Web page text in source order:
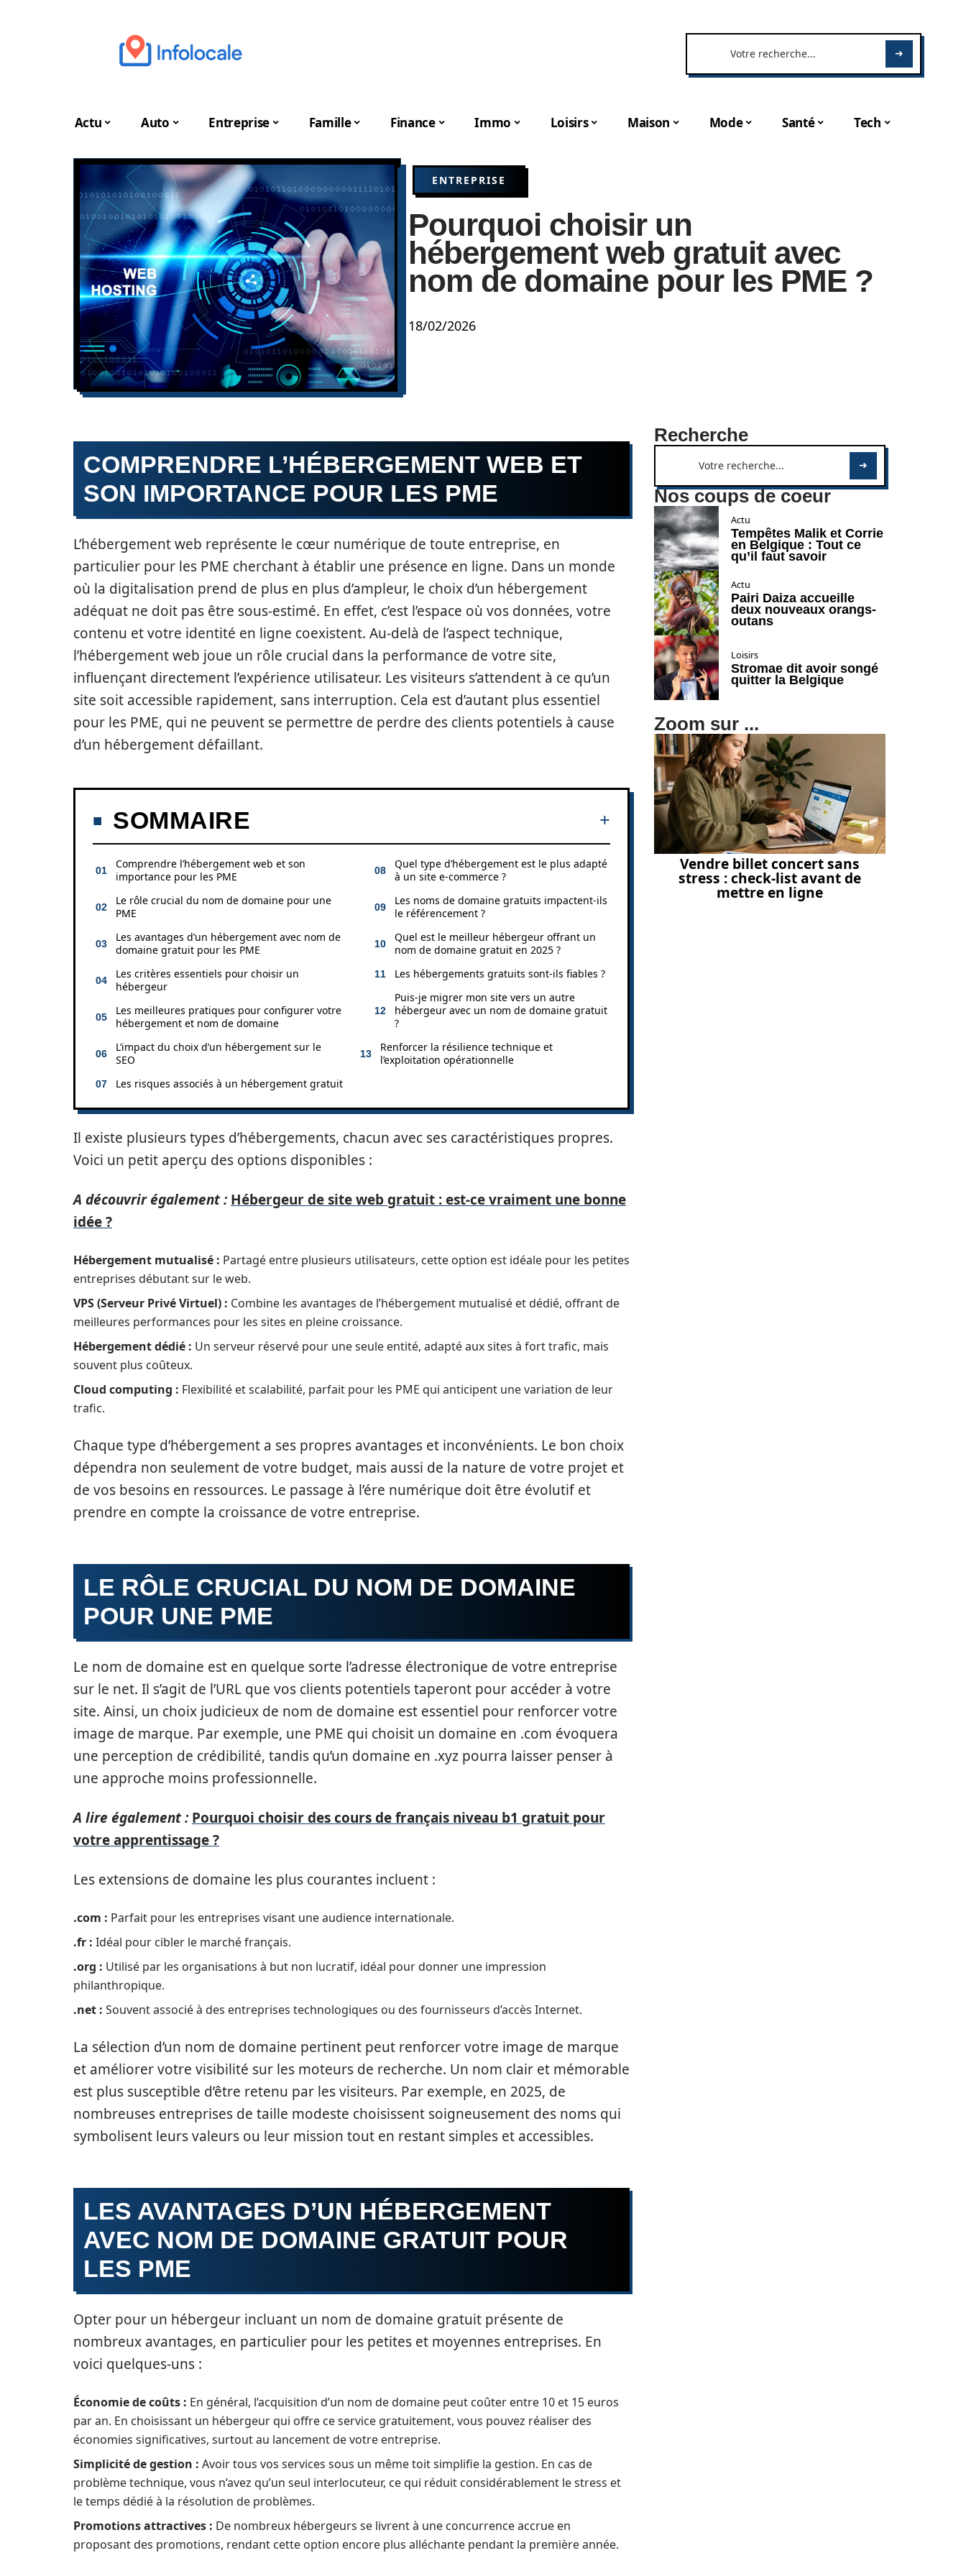
Actu Auto Entreprise Famille Finance Immo Loisirs Maison Mode Santé Tech
ENTREPRISE
Pourquoi choisir un
hébergement web gratuit avec
nom de domaine pour les PME ?
18/02/2026
COMPRENDRE L’HÉBERGEMENT WEB ET
SON IMPORTANCE POUR LES PME
L’hébergement web représente le cœur numérique de toute entreprise, en
particulier pour les PME cherchant à établir une présence en ligne. Dans un monde
où la digitalisation prend de plus en plus d’ampleur, le choix d’un hébergement
adéquat ne doit pas être sous-estimé. En effet, c’est l’espace où vos données, votre
contenu et votre identité en ligne coexistent. Au-delà de l’aspect technique,
l’hébergement web joue un rôle crucial dans la performance de votre site,
influençant directement l’expérience utilisateur. Les visiteurs s’attendent à ce qu’un
site soit accessible rapidement, sans interruption. Cela est d’autant plus essentiel
pour les PME, qui ne peuvent se permettre de perdre des clients potentiels à cause
d’un hébergement défaillant.
SOMMAIRE
Comprendre l’hébergement web et son
importance pour les PME
Le rôle crucial du nom de domaine pour une
PME
Les avantages d’un hébergement avec nom de
domaine gratuit pour les PME
Les critères essentiels pour choisir un
hébergeur
Les meilleures pratiques pour configurer votre
hébergement et nom de domaine
L’impact du choix d’un hébergement sur le
SEO
Les risques associés à un hébergement gratuit
Quel type d’hébergement est le plus adapté
à un site e-commerce ?
Les noms de domaine gratuits impactent-ils
le référencement ?
Quel est le meilleur hébergeur offrant un
nom de domaine gratuit en 2025 ?
Les hébergements gratuits sont-ils fiables ?
Puis-je migrer mon site vers un autre
hébergeur avec un nom de domaine gratuit
?
Renforcer la résilience technique et
l’exploitation opérationnelle
Il existe plusieurs types d’hébergements, chacun avec ses caractéristiques propres.
Voici un petit aperçu des options disponibles :
A découvrir également : Hébergeur de site web gratuit : est-ce vraiment une bonne
idée ?
Hébergement mutualisé : Partagé entre plusieurs utilisateurs, cette option est idéale pour les petites
entreprises débutant sur le web.
VPS (Serveur Privé Virtuel) : Combine les avantages de l’hébergement mutualisé et dédié, offrant de
meilleures performances pour les sites en pleine croissance.
Hébergement dédié : Un serveur réservé pour une seule entité, adapté aux sites à fort trafic, mais
souvent plus coûteux.
Cloud computing : Flexibilité et scalabilité, parfait pour les PME qui anticipent une variation de leur
trafic.
Chaque type d’hébergement a ses propres avantages et inconvénients. Le bon choix
dépendra non seulement de votre budget, mais aussi de la nature de votre projet et
de vos besoins en ressources. Le passage à l’ére numérique doit être évolutif et
prendre en compte la croissance de votre entreprise.
LE RÔLE CRUCIAL DU NOM DE DOMAINE
POUR UNE PME
Le nom de domaine est en quelque sorte l’adresse électronique de votre entreprise
sur le net. Il s’agit de l’URL que vos clients potentiels taperont pour accéder à votre
site. Ainsi, un choix judicieux de nom de domaine est essentiel pour renforcer votre
image de marque. Par exemple, une PME qui choisit un domaine en .com évoquera
une perception de crédibilité, tandis qu’un domaine en .xyz pourra laisser penser à
une approche moins professionnelle.
A lire également : Pourquoi choisir des cours de français niveau b1 gratuit pour
votre apprentissage ?
Les extensions de domaine les plus courantes incluent :
.com : Parfait pour les entreprises visant une audience internationale.
.fr : Idéal pour cibler le marché français.
.org : Utilisé par les organisations à but non lucratif, idéal pour donner une impression
philanthropique.
.net : Souvent associé à des entreprises technologiques ou des fournisseurs d’accès Internet.
La sélection d’un nom de domaine pertinent peut renforcer votre image de marque
et améliorer votre visibilité sur les moteurs de recherche. Un nom clair et mémorable
est plus susceptible d’être retenu par les visiteurs. Par exemple, en 2025, de
nombreuses entreprises de taille modeste choisissent soigneusement des noms qui
symbolisent leurs valeurs ou leur mission tout en restant simples et accessibles.
LES AVANTAGES D’UN HÉBERGEMENT
AVEC NOM DE DOMAINE GRATUIT POUR
LES PME
Opter pour un hébergeur incluant un nom de domaine gratuit présente de
nombreux avantages, en particulier pour les petites et moyennes entreprises. En
voici quelques-uns :
Économie de coûts : En général, l’acquisition d’un nom de domaine peut coûter entre 10 et 15 euros
par an. En choisissant un hébergeur qui offre ce service gratuitement, vous pouvez réaliser des
économies significatives, surtout au lancement de votre entreprise.
Simplicité de gestion : Avoir tous vos services sous un même toit simplifie la gestion. En cas de
problème technique, vous n’avez qu’un seul interlocuteur, ce qui réduit considérablement le stress et
le temps dédié à la résolution de problèmes.
Promotions attractives : De nombreux hébergeurs se livrent à une concurrence accrue en
proposant des promotions, rendant cette option encore plus alléchante pendant la première année.
Recherche
Nos coups de coeur
Actu
Tempêtes Malik et Corrie
en Belgique : Tout ce
qu’il faut savoir
Actu
Pairi Daiza accueille
deux nouveaux orangs-
outans
Loisirs
Stromae dit avoir songé
quitter la Belgique
Zoom sur ...
Vendre billet concert sans
stress : check-list avant de
mettre en ligne